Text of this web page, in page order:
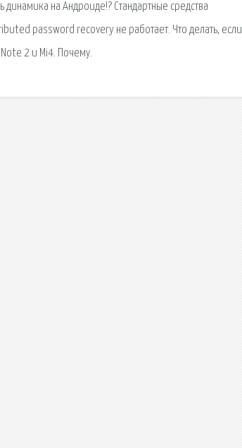
на Андроиде!? Стандартные средства
password recovery не работает. Что делать, если
2 и Mi4. Почему.